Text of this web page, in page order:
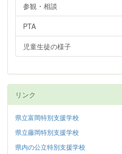
参観・相談
PTA
児童生徒の様子
リンク
県立富岡特別支援学校
県立藤岡特別支援学校
県内の公立特別支援学校